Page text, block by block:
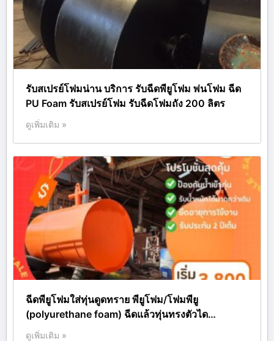
รับสเปรย์โฟมน่าน บริการ รับฉีดพียูโฟม พ่นโฟม ฉีด
PU Foam รับสเปรย์โฟม รับฉีดโฟมถัง 200 ลิตร
ดูเพิ่มเติม »
ฉีดพียูโฟมใส่ทุ่นดูดทราย พียูโฟม/โฟมพียู
(polyurethane foam) ฉีดแล้วทุ่นทรงตัวได…
ดูเพิ่มเติม »